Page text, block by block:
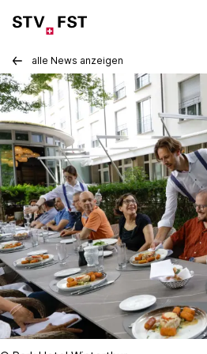
alle News anzeigen